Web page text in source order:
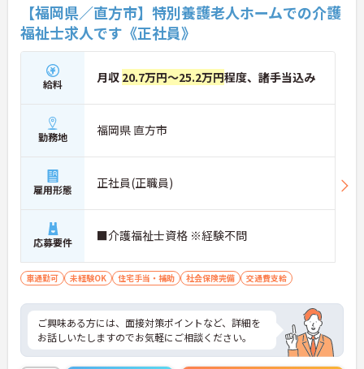
【福岡県／直方市】特別養護老人ホームでの介護
福祉士求人です《正社員》
給料 月収 20.7万円～25.2万円程度、諸手当込み
勤務地 福岡県 直方市
雇用形態 正社員(正職員)
応募要件 ■介護福祉士資格 ※経験不問
車通勤可 未経験OK 住宅手当・補助 社会保険完備 交通費支給
ご興味ある方には、面接対策ポイントなど、詳細を
お話しいたしますのでお気軽にご相談ください。